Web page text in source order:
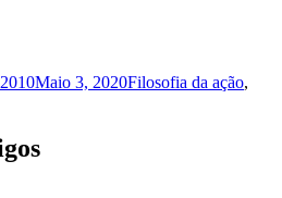
Maio 3, 2020Filosofia da ação,